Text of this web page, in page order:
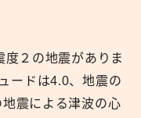
２の地震がありま
ードは4.0、地震の
震による津波の心